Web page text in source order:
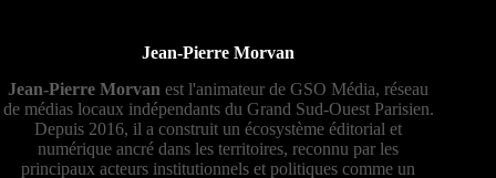
Jean-Pierre Morvan
Jean-Pierre Morvan est l'animateur de GSO Média, réseau
de médias locaux indépendants du Grand Sud-Ouest Parisien.
Depuis 2016, il a construit un écosystème éditorial et
numérique ancré dans les territoires, reconnu par les
principaux acteurs institutionnels et politiques comme un